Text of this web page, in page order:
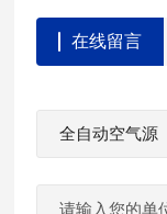
在线留言